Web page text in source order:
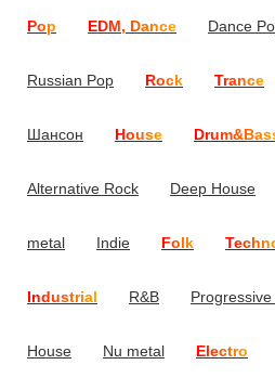
Pop EDM, Dance Dance
Russian Pop Rock Trance
Шансон House
Alternative Rock Deep House
metal Indie Folk
Industrial R&B
House Nu metal Electro